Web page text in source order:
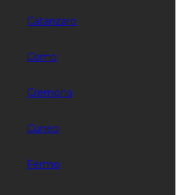
Catanzaro
Como
Cremona
Cuneo
Fermo